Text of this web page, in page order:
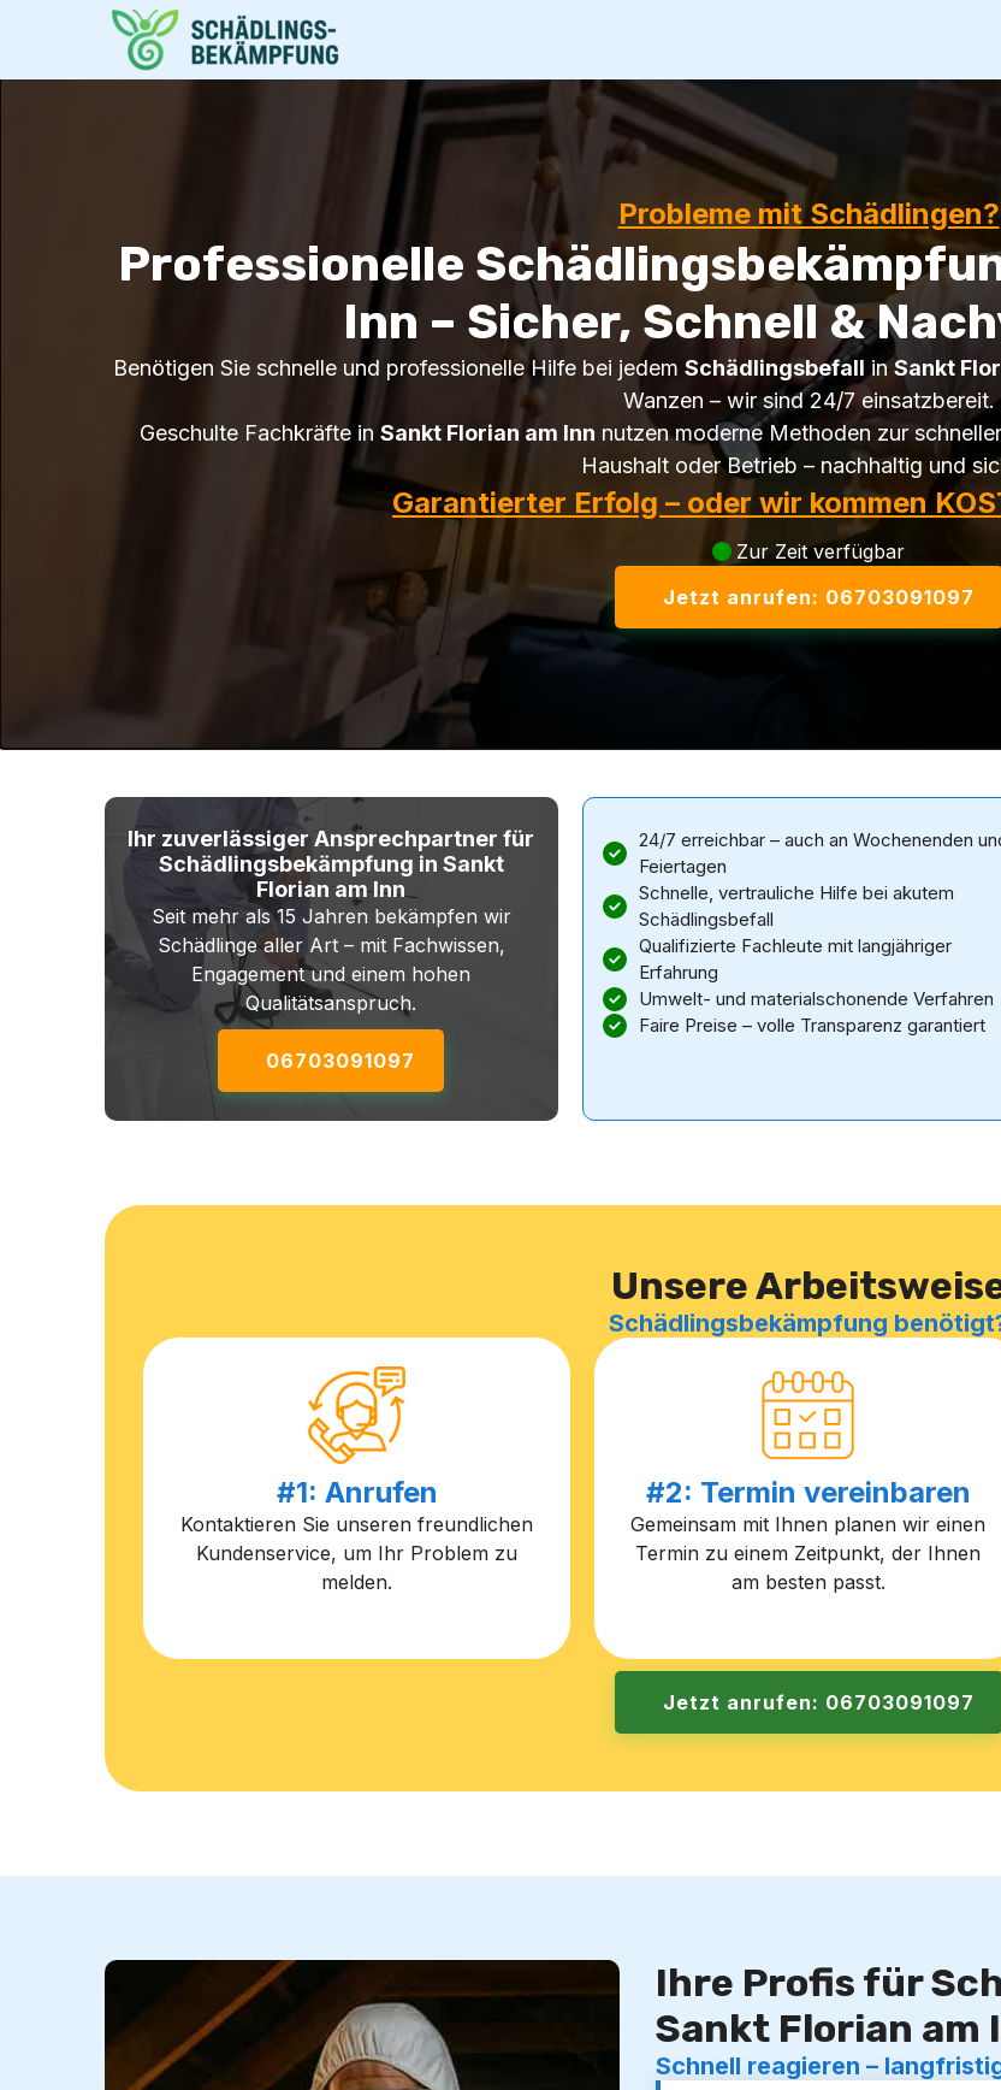
Probleme mit Schädlingen?
Professionelle
Inn – Sicher, Schnell &
Benötigen Sie schnelle und professionelle Hilfe bei jedem Schädlingsbefall inSankt
Wanzen – wir sind 24/7 einsatzbereit.
Geschulte Fachkräfte in Sankt Florian am Inn nutzen moderne Methoden zur
Haushalt oder Betrieb – nachhaltig und
Garantierter Erfolg – oder wir kommen
Zur Zeit verfügbar
Jetzt anrufen: 06703091097
Ihr zuverlässiger Ansprechpartner für
Schädlingsbekämpfung in Sankt
Florian am Inn
Seit mehr als 15 Jahren bekämpfen wir
Schädlinge aller Art – mit Fachwissen,
Engagement und einem hohen
Qualitätsanspruch.
06703091097
24/7 erreichbar – auch an Wochenenden
Feiertagen
Schnelle, vertrauliche Hilfe bei akutem
Schädlingsbefall
Qualifizierte Fachleute mit langjähriger
Erfahrung
Umwelt- und materialschonende Verfahren
Faire Preise – volle Transparenz garantiert
Unsere
Schädlingsbekämpfung
#1: Anrufen
Kontaktieren Sie unseren freundlichen
Kundenservice, um Ihr Problem zu
melden.
#2: Termin vereinbaren
Gemeinsam mit Ihnen planen wir einen
Termin zu einem Zeitpunkt, der Ihnen
am besten passt.
Jetzt anrufen: 06703091097
Ihre Profis für
Sankt Florian am
Schnell reagieren –